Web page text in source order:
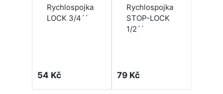
Rychlospojka
LOCK 3/4´´
54 Kč
Rychlospojka
STOP-LOCK
1/2´´
79 Kč